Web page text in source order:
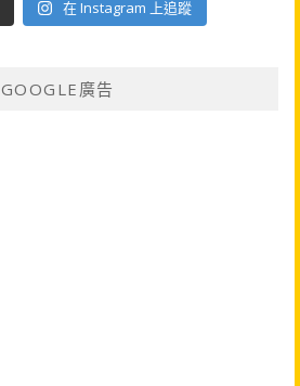
在 Instagram 上追蹤
GOOGLE廣告